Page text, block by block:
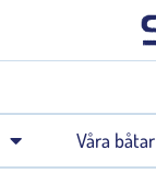
Våra båtar